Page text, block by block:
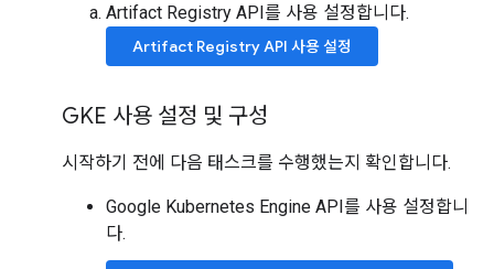
Artifact Registry API를 사용 설정합니다.
Artifact Registry API 사용 설정
GKE 사용 설정 및 구성
시작하기 전에 다음 태스크를 수행했는지 확인합니다.
Google Kubernetes Engine API를 사용 설정합니
다.